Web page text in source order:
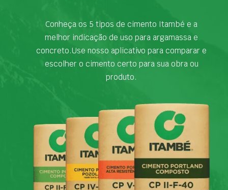
Conheça os 5 tipos de cimento Itambé e a
melhor indicação de uso para argamassa e
concreto.Use nosso aplicativo para comparar e
escolher o cimento certo para sua obra ou
produto.